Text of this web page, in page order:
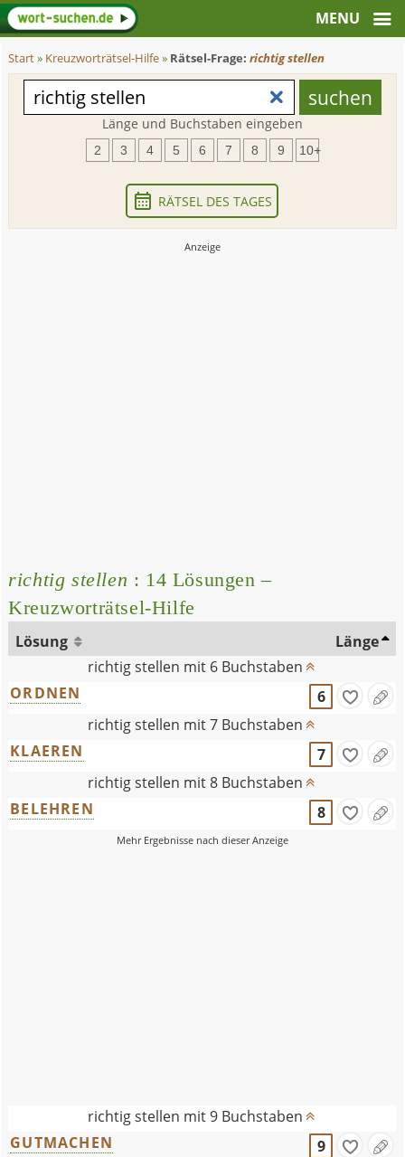
Start» Kreuzworträtsel-Hilfe» Rätsel-Frage:richtig stellen
Länge und Buchstaben eingeben
2 3 4 5 6 7 8 9 10+
RÄTSEL DES TAGES
richtig stellen : 14 Lösungen –
Kreuzworträtsel-Hilfe
Lösung
Länge
richtig stellen mit 6 Buchstaben
ORDNEN
6
richtig stellen mit 7 Buchstaben
KLAEREN
7
richtig stellen mit 8 Buchstaben
BELEHREN
8
richtig stellen mit 9 Buchstaben
GUTMACHEN
9